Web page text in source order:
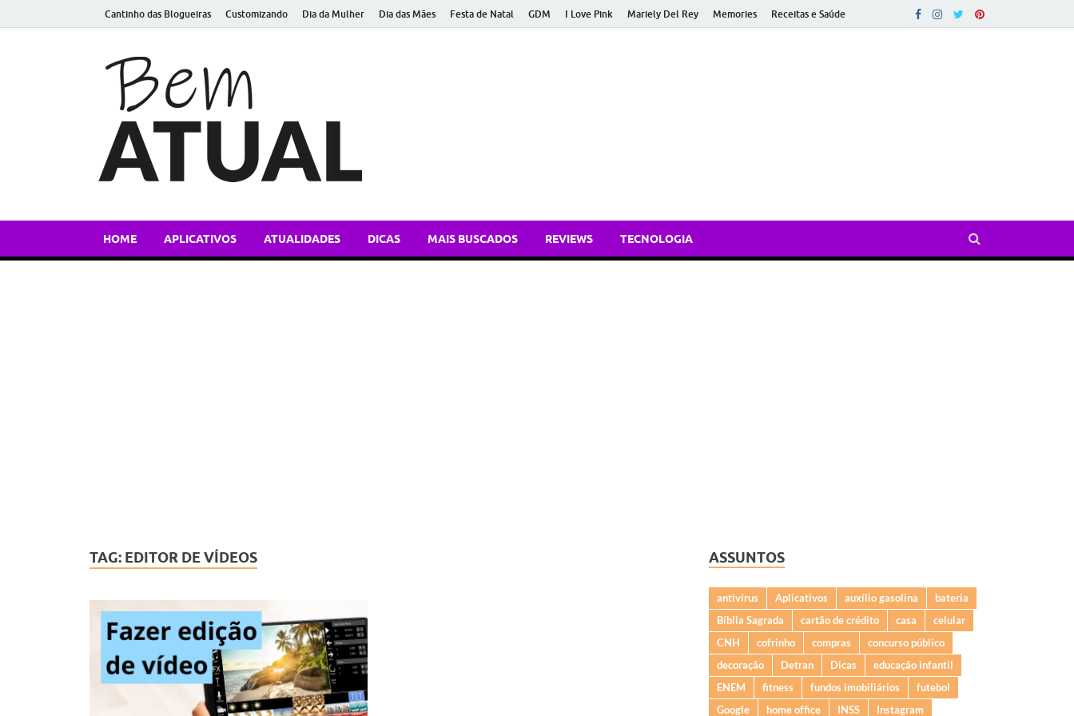
Cantinho das Blogueiras Customizando Dia da Mulher Dia das Mães Festa de Natal GDM I Love Pink Mariely Del Rey Memories Receitas e Saúde
HOME APLICATIVOS ATUALIDADES DICAS MAIS BUSCADOS REVIEWS TECNOLOGIA
TAG: EDITOR DE VÍDEOS ASSUNTOS
antivírus Aplicativos auxílio gasolina
bateria
Bíblia Sagrada
cartão de crédito casa
celular
CNH
cofrinho compras
concurso público
decoração
Detran Dicas
educação infantil
ENEM
fitness fundos imobiliários
futebol
Google
home office INSS Instagram